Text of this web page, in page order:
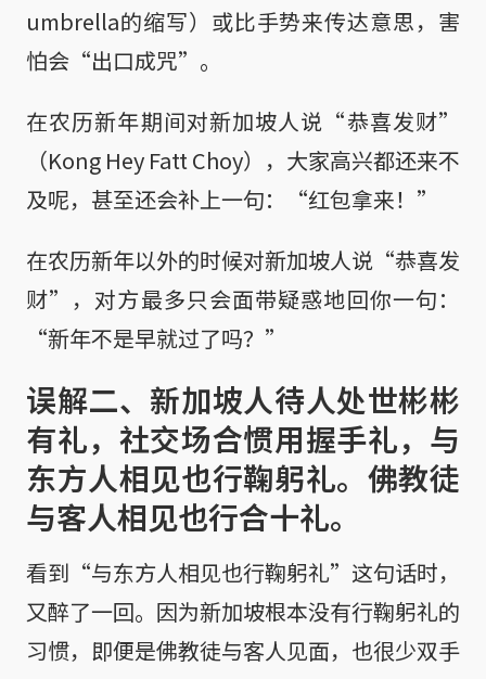
umbrella的缩写）或比手势来传达意思，害
怕会“出口成咒”。
在农历新年期间对新加坡人说“恭喜发财”
（Kong Hey Fatt Choy），大家高兴都还来不
及呢，甚至还会补上一句：“红包拿来！”
在农历新年以外的时候对新加坡人说“恭喜发
财”，对方最多只会面带疑惑地回你一句：
“新年不是早就过了吗？”
误解二、新加坡人待人处世彬彬
有礼，社交场合惯用握手礼，与
东方人相见也行鞠躬礼。佛教徒
与客人相见也行合十礼。
看到“与东方人相见也行鞠躬礼”这句话时，
又醉了一回。因为新加坡根本没有行鞠躬礼的
习惯，即便是佛教徒与客人见面，也很少双手